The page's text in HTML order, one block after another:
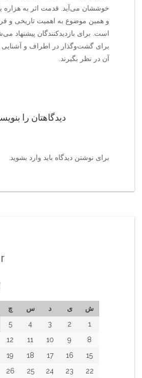
خوششان می‌آید. قدمت اثر به
و همین موضوع به اهمیت تاریخی و
است. برای بازدیدکنندگان پیشنهاد
برای گشت‌وگذار در اطراف و آشنایی
آن در نظر بگیرند.
دیدگاهتان را
برای نوشتن دیدگاه باید وارد بشوید
ش ی د س چ
1
2
3
4
5
8
9
10
11
12
15
16
17
18
19
22
23
24
25
26